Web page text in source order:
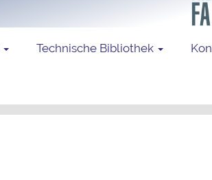
Technische Bibliothek